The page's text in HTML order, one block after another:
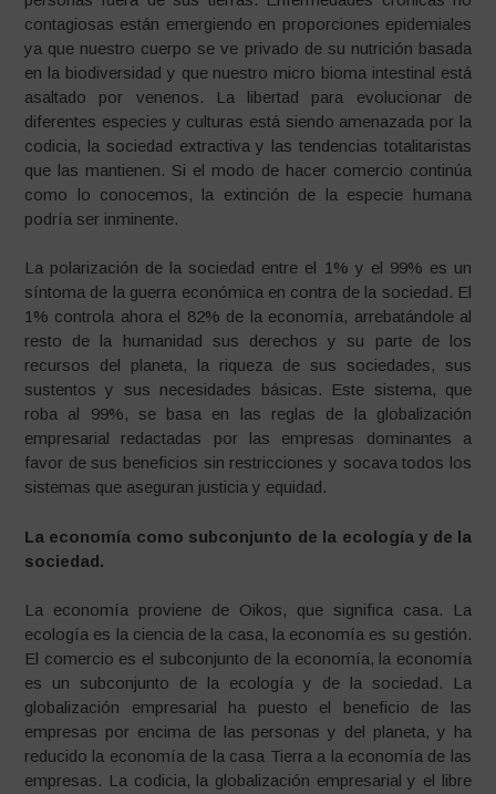
contagiosas están emergiendo en proporciones epidemiales
ya que nuestro cuerpo se ve privado de su nutrición basada
en la biodiversidad y que nuestro micro bioma intestinal está
asaltado por venenos. La libertad para evolucionar de
diferentes especies y culturas está siendo amenazada por la
codicia, la sociedad extractiva y las tendencias totalitaristas
que las mantienen. Si el modo de hacer comercio continúa
como lo conocemos, la extinción de la especie humana
podría ser inminente.
La polarización de la sociedad entre el 1% y el 99% es un
síntoma de la guerra económica en contra de la sociedad. El
1% controla ahora el 82% de la economía, arrebatándole al
resto de la humanidad sus derechos y su parte de los
recursos del planeta, la riqueza de sus sociedades, sus
sustentos y sus necesidades básicas. Este sistema, que
roba al 99%, se basa en las reglas de la globalización
empresarial redactadas por las empresas dominantes a
favor de sus beneficios sin restricciones y socava todos los
sistemas que aseguran justicia y equidad.
La economía como subconjunto de la ecología y de la
sociedad.
La economía proviene de Oikos, que significa casa. La
ecología es la ciencia de la casa, la economía es su gestión.
El comercio es el subconjunto de la economía, la economía
es un subconjunto de la ecología y de la sociedad. La
globalización empresarial ha puesto el beneficio de las
empresas por encima de las personas y del planeta, y ha
reducido la economía de la casa Tierra a la economía de las
empresas. La codicia, la globalización empresarial y el libre